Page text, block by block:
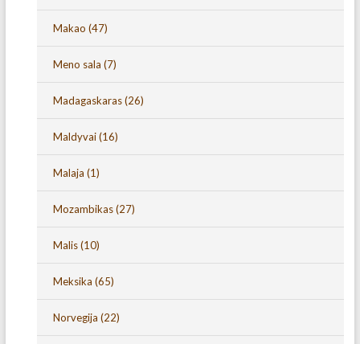
Makao (47)
Meno sala (7)
Madagaskaras(26)
Maldyvai(16)
Malaja (1)
Mozambikas(27)
Malis(10)
Meksika (65)
Norvegija (22)